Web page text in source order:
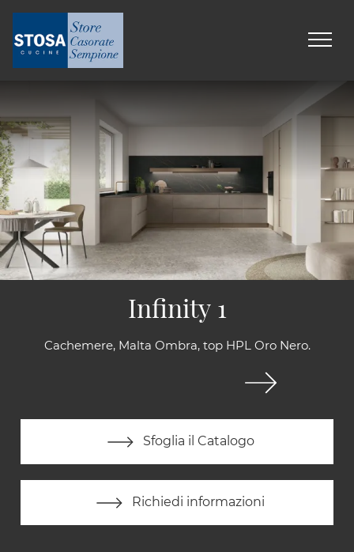
Cachemere, Malta Ombra, top HPL Oro Nero.
Sfoglia il Catalogo
Richiedi informazioni
Infinity 1